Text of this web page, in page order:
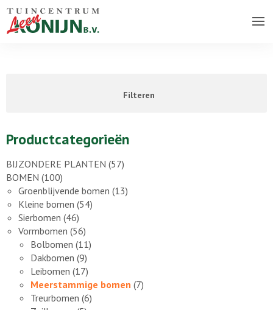
Filteren
Productcategorieën
BIJZONDERE PLANTEN (57)
BOMEN (100)
Groenblijvende bomen (13)
Kleine bomen (54)
Sierbomen (46)
Vormbomen (56)
Bolbomen (11)
Dakbomen (9)
Leibomen (17)
Meerstammige bomen (7)
Treurbomen (6)